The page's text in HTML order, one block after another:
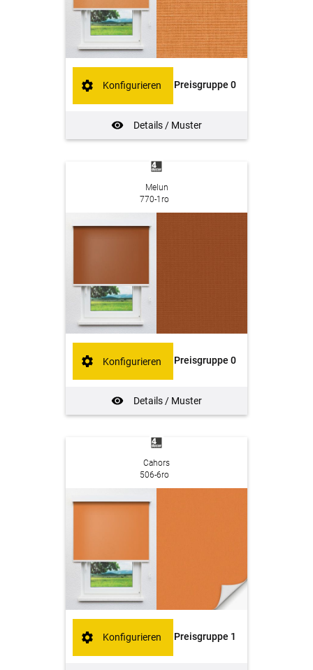
Preisgruppe 0
Details / Muster
Konfigurieren
Melun
770-1ro
Preisgruppe 0
Details / Muster
Konfigurieren
Cahors
506-6ro
Preisgruppe 1
Konfigurieren